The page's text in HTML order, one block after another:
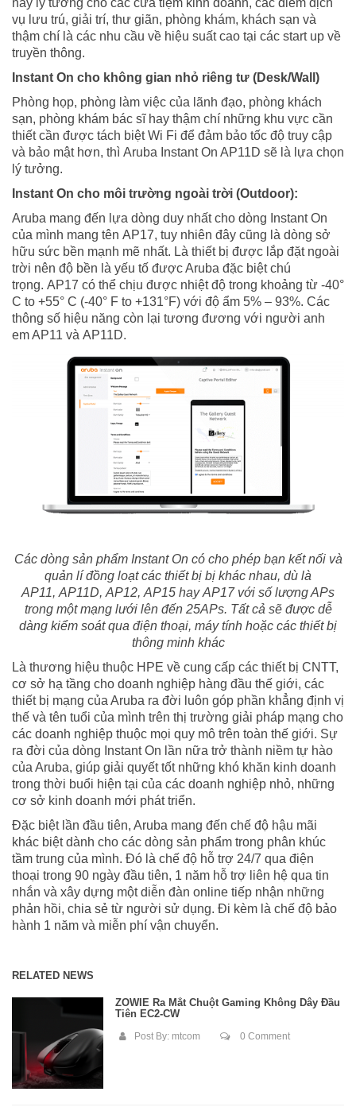
này lý tưởng cho các cửa tiệm kinh doanh, các điểm dịch
vụ lưu trú, giải trí, thư giãn, phòng khám, khách sạn và
thậm chí là các nhu cầu về hiệu suất cao tại các start up về
truyền thông.
Instant On cho không gian nhỏ riêng tư (Desk/Wall)
Phòng họp, phòng làm việc của lãnh đạo, phòng khách
sạn, phòng khám bác sĩ hay thậm chí những khu vực cần
thiết cần được tách biệt Wi Fi để đảm bảo tốc độ truy cập
và bảo mật hơn, thì Aruba Instant On AP11D sẽ là lựa chọn
lý tưởng.
Instant On cho môi trường ngoài trời (Outdoor):
Aruba mang đến lựa dòng duy nhất cho dòng Instant On
của mình mang tên AP17, tuy nhiên đây cũng là dòng sở
hữu sức bền mạnh mẽ nhất. Là thiết bị được lắp đặt ngoài
trời nên độ bền là yếu tố được Aruba đặc biệt chú
trọng. AP17 có thể chịu được nhiệt độ trong khoảng từ -40°
C to +55° C (-40° F to +131°F) với độ ẩm 5% – 93%. Các
thông số hiệu năng còn lại tương đương với người anh
em AP11 và AP11D.
Các dòng sản phẩm Instant On có cho phép bạn kết nối và
quản lí đồng loạt các thiết bị bị khác nhau, dù là
AP11, AP11D, AP12, AP15 hayAP17với số lượng APs
trong một mạng lưới lên đến 25APs. Tất cả sẽ được dễ
dàng kiểm soát qua điện thoại, máy tính hoặc các thiết bị
thông minh khác
Là thương hiệu thuộc HPE về cung cấp các thiết bị CNTT,
cơ sở hạ tầng cho doanh nghiệp hàng đầu thế giới, các
thiết bị mạng của Aruba ra đời luôn góp phần khẳng định vị
thế và tên tuổi của mình trên thị trường giải pháp mạng cho
các doanh nghiệp thuộc mọi quy mô trên toàn thế giới. Sự
ra đời của dòng Instant On lần nữa trở thành niềm tự hào
của Aruba, giúp giải quyết tốt những khó khăn kinh doanh
trong thời buổi hiện tại của các doanh nghiệp nhỏ, những
cơ sở kinh doanh mới phát triển.
Đặc biệt lần đầu tiên, Aruba mang đến chế độ hậu mãi
khác biệt dành cho các dòng sản phẩm trong phân khúc
tầm trung của mình. Đó là chế độ hỗ trợ 24/7 qua điện
thoại trong 90 ngày đầu tiên, 1 năm hỗ trợ liên hệ qua tin
nhắn và xây dựng một diễn đàn online tiếp nhận những
phản hồi, chia sẻ từ người sử dụng. Đi kèm là chế độ bảo
hành 1 năm và miễn phí vận chuyển.
RELATED NEWS
ZOWIE Ra Mắt Chuột Gaming Không Dây Đầu
Tiên EC2-CW
Post By: mtcom 0 Comment